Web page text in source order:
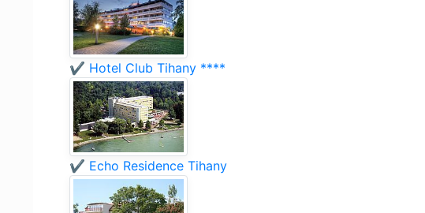
✔️ Hotel Club Tihany ****
✔️ Echo Residence Tihany